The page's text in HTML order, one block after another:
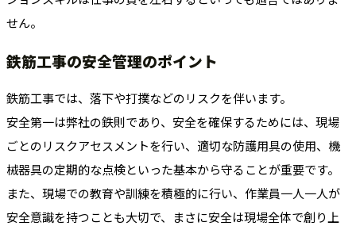
せん。
鉄筋工事の安全管理のポイント
鉄筋工事では、落下や打撲などのリスクを伴います。
安全第一は弊社の鉄則であり、安全を確保するためには、現場
ごとのリスクアセスメントを行い、適切な防護用具の使用、機
械器具の定期的な点検といった基本から守ることが重要です。
また、現場での教育や訓練を積極的に行い、作業員一人一人が
安全意識を持つことも大切で、まさに安全は現場全体で創り上